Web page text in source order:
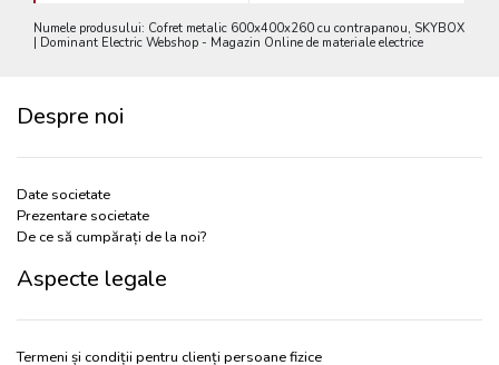
Numele produsului: Cofret metalic 600x400x260 cu contrapanou, SKYBOX
| Dominant Electric Webshop - Magazin Online de materiale electrice
Despre noi
Date societate
Prezentare societate
De ce să cumpărați de la noi?
Aspecte legale
Termeni și condiții pentru clienți persoane fizice